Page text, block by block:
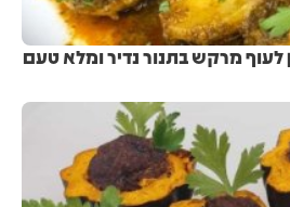
מרקש בתנור נדיר ומלא טעם